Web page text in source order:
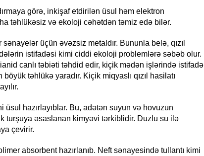
görə, inkişaf etdirilən üsul həm elektron
təhlükəsiz və ekoloji cəhətdən təmiz edə bilər.
üçün əvəzsiz metaldır. Bununla belə, qızıl
istifadəsi kimi ciddi ekoloji problemlərə səbəb olur.
canlı təbiəti təhdid edir, kiçik mədən işlərində istifadə
təhlükə yaradır. Kiçik miqyaslı qızıl hasilatı
hazırlayıblar. Bu, adətən suyun və hovuzun
turşuya əsaslanan kimyəvi tərkiblidir. Duzlu su ilə
çevirir.
absorbent hazırlanıb. Neft sənayesində tullantı kimi